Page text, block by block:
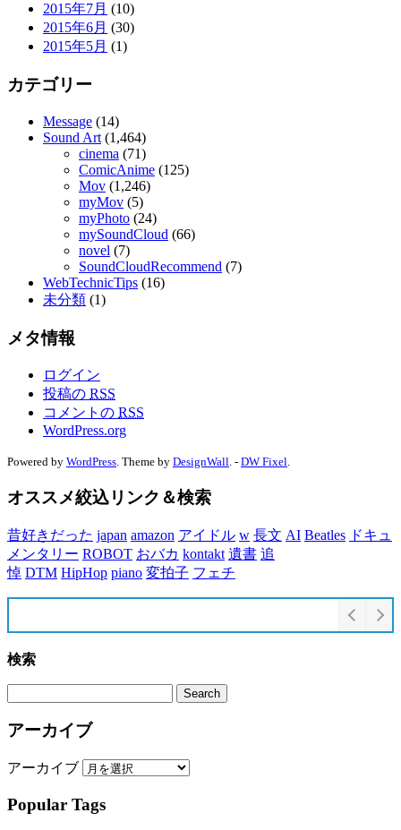
2015年7月 (10)
2015年6月 (30)
2015年5月 (1)
カテゴリー
Message (14)
Sound Art (1,464)
cinema (71)
ComicAnime (125)
Mov (1,246)
myMov (5)
myPhoto (24)
mySoundCloud (66)
novel (7)
SoundCloudRecommend (7)
WebTechnicTips (16)
未分類 (1)
メタ情報
ログイン
投稿の RSS
コメントの RSS
WordPress.org
Powered by WordPress. Theme by DesignWall. - DW Fixel.
オススメ絞込リンク＆検索
昔好きだった japan amazon アイドル w 長文 AI Beatles ドキュ
メンタリー ROBOT おバカ kontakt 遺書 追
悼 DTM HipHop piano 変拍子 フェチ
検索
アーカイブ
アーカイブ
Popular Tags